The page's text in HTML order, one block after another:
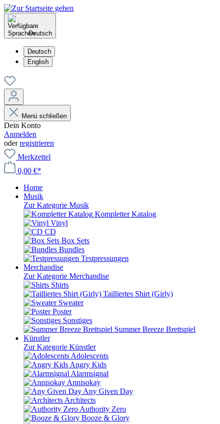
Deutsch
Deutsch
English
Menü schließen
Dein Konto
Anmelden
oderregistrieren
Merkzettel
0,00 €*
Home
Musik
Zur Kategorie Musik
Kompletter Katalog
Vinyl
CD
Box Sets
Bundles
Testpressungen
Merchandise
Zur Kategorie Merchandise
Shirts
Tailliertes Shirt (Girly)
Sweater
Poster
Sonstiges
Summer Breeze Brettspiel
Künstler
Zur Kategorie Künstler
Adolescents
Angry Kids
Alarmsignal
Annisokay
Any Given Day
Architects
Authority Zero
Booze & Glory